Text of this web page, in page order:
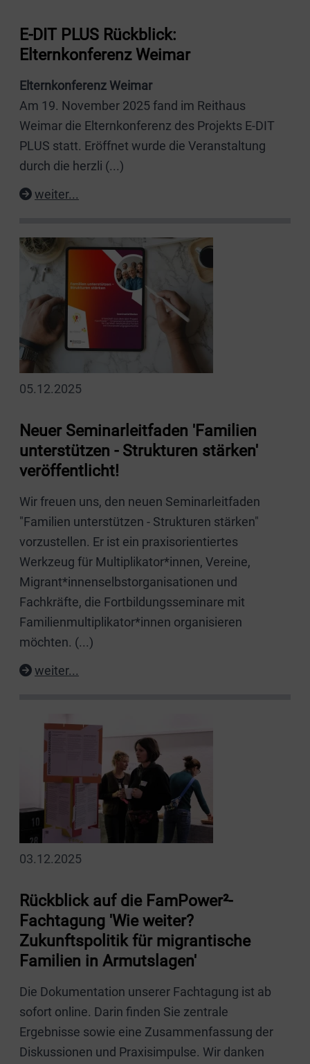
E-DIT PLUS Rückblick:
Elternkonferenz Weimar
Elternkonferenz Weimar
Am 19. November 2025 fand im Reithaus
Weimar die Elternkonferenz des Projekts E-DIT
PLUS statt. Eröffnet wurde die Veranstaltung
durch die herzli (...)
weiter...
05.12.2025
Neuer Seminarleitfaden 'Familien
unterstützen - Strukturen stärken'
veröffentlicht!
Wir freuen uns, den neuen Seminarleitfaden
"Familien unterstützen - Strukturen stärken"
vorzustellen. Er ist ein praxisorientiertes
Werkzeug für Multiplikator*innen, Vereine,
Migrant*innenselbstorganisationen und
Fachkräfte, die Fortbildungsseminare mit
Familienmultiplikator*innen organisieren
möchten. (...)
weiter...
03.12.2025
Rückblick auf die FamPower²-
Fachtagung 'Wie weiter?
Zukunftspolitik für migrantische
Familien in Armutslagen'
Die Dokumentation unserer Fachtagung ist ab
sofort online. Darin finden Sie zentrale
Ergebnisse sowie eine Zusammenfassung der
Diskussionen und Praxisimpulse. Wir danken